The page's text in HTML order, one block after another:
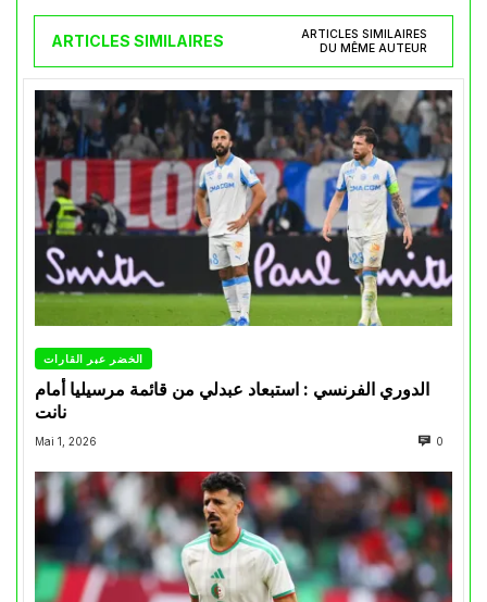
ARTICLES SIMILAIRES
ARTICLES SIMILAIRES
DU MÊME AUTEUR
الخضر عبر القارات
الدوري الفرنسي : استبعاد عبدلي من قائمة مرسيليا أمام
نانت
Mai 1, 2026 0